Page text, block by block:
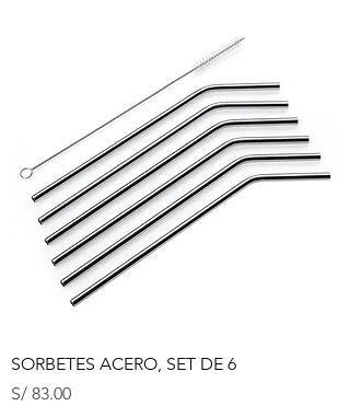
SORBETES ACERO, SET DE 6
Precio
S/ 83.00